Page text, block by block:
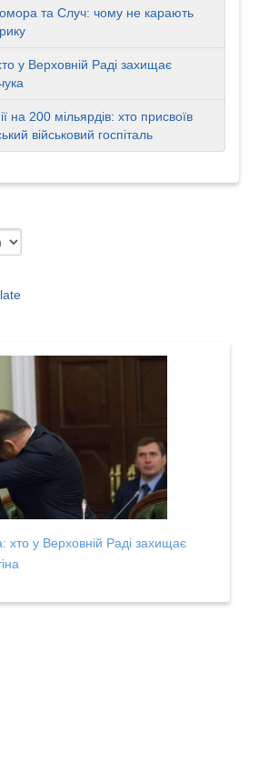
та Случ: чому не карають
у Верховній Раді захищає
на 200 мільярдів: хто присвоїв
військовий госпіталь
у Верховній Раді захищає